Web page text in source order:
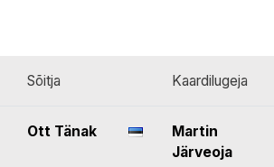
Sõitja Kaardilugeja
Ott Tänak
Martin
Järveoja